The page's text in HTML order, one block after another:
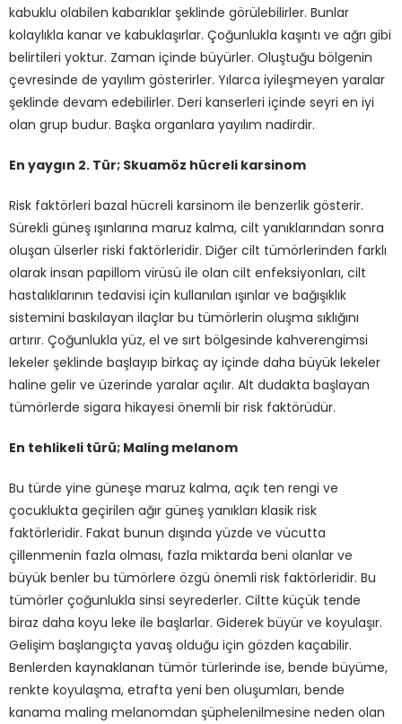
kabuklu olabilen kabarıklar şeklinde görülebilirler. Bunlar
kolaylıkla kanar ve kabuklaşırlar. Çoğunlukla kaşıntı ve ağrı gibi
belirtileri yoktur. Zaman içinde büyürler. Oluştuğu bölgenin
çevresinde de yayılım gösterirler. Yılarca iyileşmeyen yaralar
şeklinde devam edebilirler. Deri kanserleri içinde seyri en iyi
olan grup budur. Başka organlara yayılım nadirdir.
En yaygın 2. Tür; Skuamöz hücreli karsinom
Risk faktörleri bazal hücreli karsinom ile benzerlik gösterir.
Sürekli güneş ışınlarına maruz kalma, cilt yanıklarından sonra
oluşan ülserler riski faktörleridir. Diğer cilt tümörlerinden farklı
olarak insan papillom virüsü ile olan cilt enfeksiyonları, cilt
hastalıklarının tedavisi için kullanılan ışınlar ve bağışıklık
sistemini baskılayan ilaçlar bu tümörlerin oluşma sıklığını
artırır. Çoğunlukla yüz, el ve sırt bölgesinde kahverengimsi
lekeler şeklinde başlayıp birkaç ay içinde daha büyük lekeler
haline gelir ve üzerinde yaralar açılır. Alt dudakta başlayan
tümörlerde sigara hikayesi önemli bir risk faktörüdür.
En tehlikeli türü; Maling melanom
Bu türde yine güneşe maruz kalma, açık ten rengi ve
çocuklukta geçirilen ağır güneş yanıkları klasik risk
faktörleridir. Fakat bunun dışında yüzde ve vücutta
çillenmenin fazla olması, fazla miktarda beni olanlar ve
büyük benler bu tümörlere özgü önemli risk faktörleridir. Bu
tümörler çoğunlukla sinsi seyrederler. Ciltte küçük tende
biraz daha koyu leke ile başlarlar. Giderek büyür ve koyulaşır.
Gelişim başlangıçta yavaş olduğu için gözden kaçabilir.
Benlerden kaynaklanan tümör türlerinde ise, bende büyüme,
renkte koyulaşma, etrafta yeni ben oluşumları, bende
kanama maling melanomdan şüphelenilmesine neden olan